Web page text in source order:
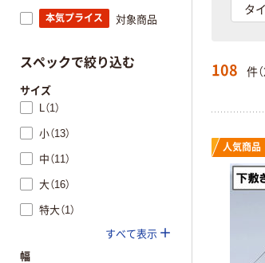
タ
108 件
人気商品
本気プライス 対象商品
スペックで絞り込む
サイズ
L（1）
小（13）
中（11）
大（16）
特大（1）
すべて表示
幅